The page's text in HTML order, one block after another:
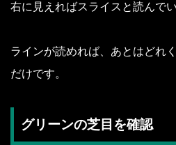
右に見えればスライスと読んで
ラインが読めれば、あとはどれ
だけです。
グリーンの芝目を確認